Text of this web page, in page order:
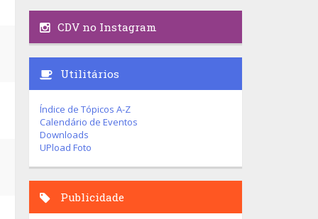
CDV no Instagram
Utilitários
Índice de Tópicos A-Z
Calendário de Eventos
Downloads
UPload Foto
Publicidade